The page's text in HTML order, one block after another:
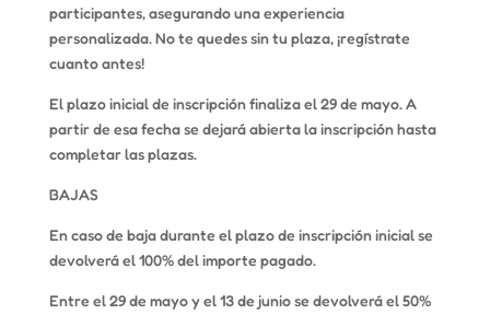
participantes, asegurando una experiencia
personalizada. No te quedes sin tu plaza, ¡regístrate
cuanto antes!
El plazo inicial de inscripción finaliza el 29 de mayo. A
partir de esa fecha se dejará abierta la inscripción hasta
completar las plazas.
BAJAS
En caso de baja durante el plazo de inscripción inicial se
devolverá el 100% del importe pagado.
Entre el 29 de mayo y el 13 de junio se devolverá el 50%